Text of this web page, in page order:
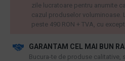
GARANTAM CEL MAI BUN
​Bucura-te de produse calitative,
zile lucratoare pentru anumite
cazul produselor voluminoase.
peste 490 RON + TVA, cu